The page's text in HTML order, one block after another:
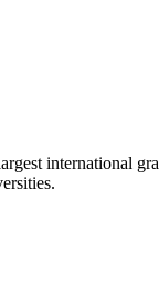
international